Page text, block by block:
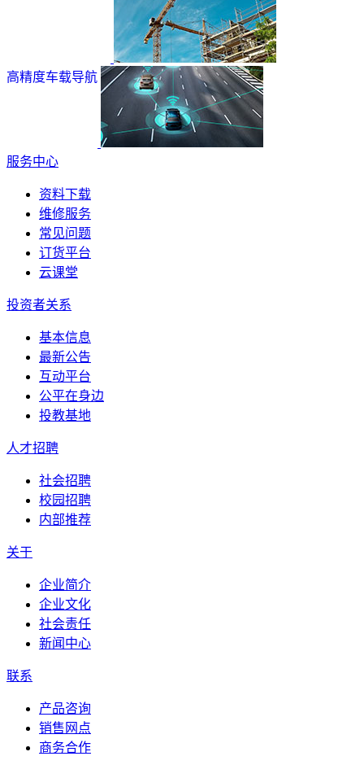
高精度车载导航
服务中心
资料下载
维修服务
常见问题
订货平台
云课堂
投资者关系
基本信息
最新公告
互动平台
公平在身边
投教基地
人才招聘
社会招聘
校园招聘
内部推荐
关于
企业简介
企业文化
社会责任
新闻中心
联系
产品咨询
销售网点
商务合作